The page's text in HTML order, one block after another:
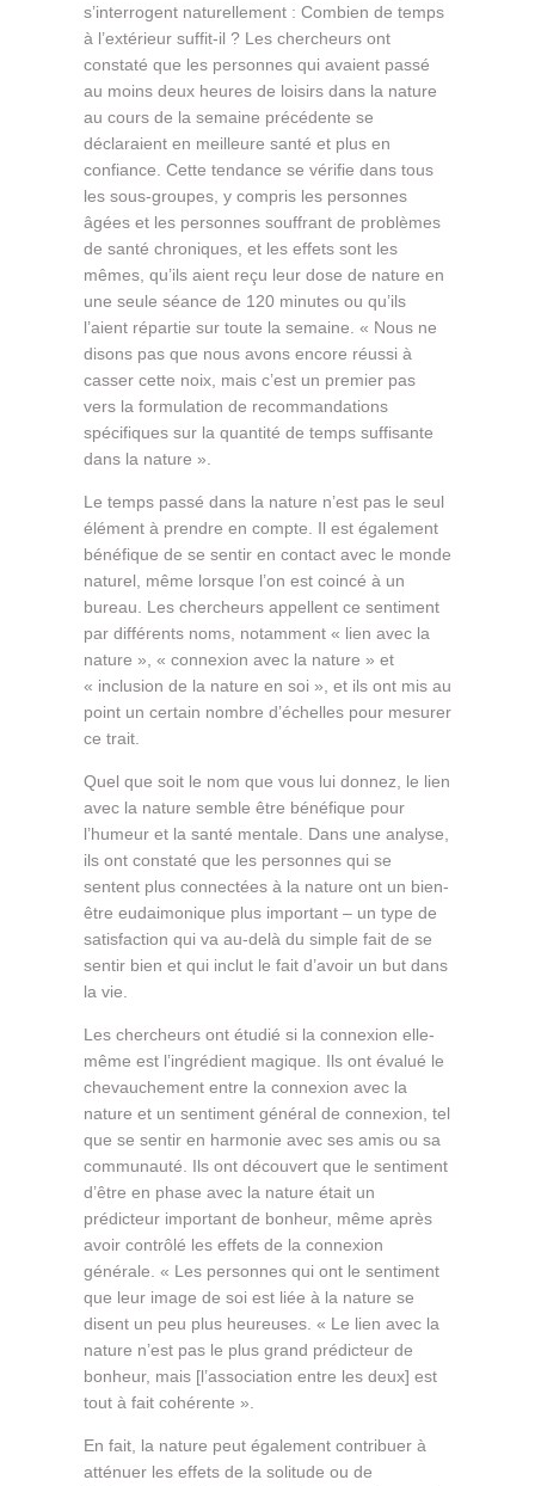
s’interrogent naturellement : Combien de temps
à l’extérieur suffit-il ? Les chercheurs ont
constaté que les personnes qui avaient passé
au moins deux heures de loisirs dans la nature
au cours de la semaine précédente se
déclaraient en meilleure santé et plus en
confiance. Cette tendance se vérifie dans tous
les sous-groupes, y compris les personnes
âgées et les personnes souffrant de problèmes
de santé chroniques, et les effets sont les
mêmes, qu’ils aient reçu leur dose de nature en
une seule séance de 120 minutes ou qu’ils
l’aient répartie sur toute la semaine. « Nous ne
disons pas que nous avons encore réussi à
casser cette noix, mais c’est un premier pas
vers la formulation de recommandations
spécifiques sur la quantité de temps suffisante
dans la nature ».
Le temps passé dans la nature n’est pas le seul
élément à prendre en compte. Il est également
bénéfique de se sentir en contact avec le monde
naturel, même lorsque l’on est coincé à un
bureau. Les chercheurs appellent ce sentiment
par différents noms, notamment « lien avec la
nature », « connexion avec la nature » et
« inclusion de la nature en soi », et ils ont mis au
point un certain nombre d’échelles pour mesurer
ce trait.
Quel que soit le nom que vous lui donnez, le lien
avec la nature semble être bénéfique pour
l’humeur et la santé mentale. Dans une analyse,
ils ont constaté que les personnes qui se
sentent plus connectées à la nature ont un bien-
être eudaimonique plus important – un type de
satisfaction qui va au-delà du simple fait de se
sentir bien et qui inclut le fait d’avoir un but dans
la vie.
Les chercheurs ont étudié si la connexion elle-
même est l’ingrédient magique. Ils ont évalué le
chevauchement entre la connexion avec la
nature et un sentiment général de connexion, tel
que se sentir en harmonie avec ses amis ou sa
communauté. Ils ont découvert que le sentiment
d’être en phase avec la nature était un
prédicteur important de bonheur, même après
avoir contrôlé les effets de la connexion
générale. « Les personnes qui ont le sentiment
que leur image de soi est liée à la nature se
disent un peu plus heureuses. « Le lien avec la
nature n’est pas le plus grand prédicteur de
bonheur, mais [l’association entre les deux] est
tout à fait cohérente ».
En fait, la nature peut également contribuer à
atténuer les effets de la solitude ou de